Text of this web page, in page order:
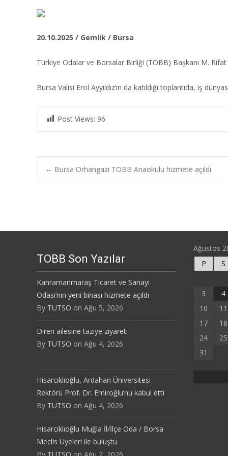
20.10.2025 / Gemlik / Bursa
Türkiye Odalar ve Borsalar Birliği (TOBB) Başkanı M.
Bursa Valisi Erol Ayyıldız’ın da katıldığı toplantıda, iş
Post Views: 96
Post
← Bursa Orhangazi TOBB Anaokulu hizmete açıldı
TOBB Son Yazılar
Kahramanmaraş Ticaret ve Sanayi
Odası’nın yeni binası hizmete açıldı
By TUTSO on Ağu 5, 2026
Diren ailesine taziye ziyareti
By TUTSO on Ağu 4, 2026
Hisarcıklıoğlu, Ardahan Üniversitesi
Rektörü Prof. Dr. Emiroğlu’nu kabul etti
By TUTSO on Ağu 4, 2026
Hisarcıklıoğlu Muğla İl/İlçe Oda / Borsa
Meclis Üyeleri ile buluştu
Ağustos
P
S
3
4
10
11
17
18
24
25
31